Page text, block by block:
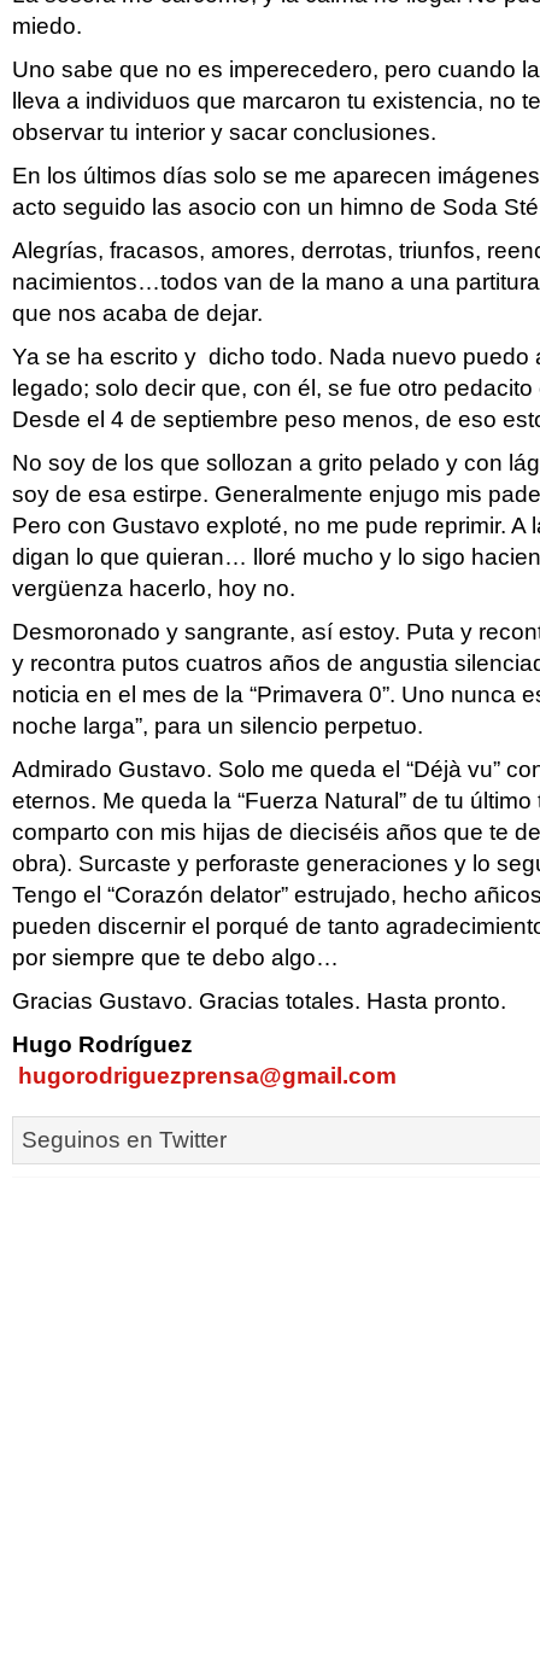
miedo.
Uno sabe que no es imperecedero, pero cuando
lleva a individuos que marcaron tu existencia, no
observar tu interior y sacar conclusiones.
En los últimos días solo se me aparecen
acto seguido las asocio con un himno de Soda
Alegrías, fracasos, amores, derrotas, triunfos,
nacimientos…todos van de la mano a una
que nos acaba de dejar.
Ya se ha escrito y dicho todo. Nada nuevo puedo
legado; solo decir que, con él, se fue otro
Desde el 4 de septiembre peso menos, de eso
No soy de los que sollozan a grito pelado y con
soy de esa estirpe. Generalmente enjugo mis
Pero con Gustavo exploté, no me pude reprimir. A
digan lo que quieran… lloré mucho y lo sigo
vergüenza hacerlo, hoy no.
Desmoronado y sangrante, así estoy. Puta y
y recontra putos cuatros años de angustia
noticia en el mes de la “Primavera 0”. Uno nunca
noche larga”, para un silencio perpetuo.
Admirado Gustavo. Solo me queda el “Déjà vu”
eternos. Me queda la “Fuerza Natural” de tu
comparto con mis hijas de dieciséis años que te
obra). Surcaste y perforaste generaciones y lo
Tengo el “Corazón delator” estrujado, hecho
pueden discernir el porqué de tanto
por siempre que te debo algo…
Gracias Gustavo. Gracias totales. Hasta pronto.
Hugo Rodríguez
hugorodriguezprensa@gmail.com
Seguinos en Twitter